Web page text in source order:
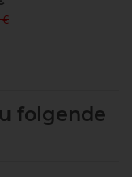
€
folgende